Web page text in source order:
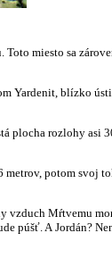
miesto sa
Yardenit, blízko
plocha rozlohy asi
metrov, potom svoj
Mŕtvemu
púšť. A Jordán?